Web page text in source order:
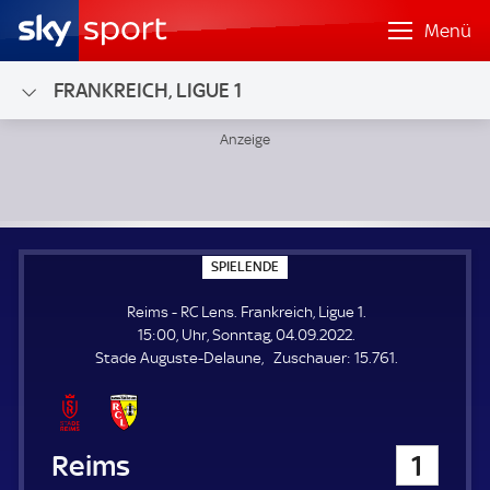
Menü
FRANKREICH, LIGUE 1
SPIELENDE
P
E
L
E
N
Reims - RC Lens. Frankreich, Ligue 1.
15:00, Uhr, Sonntag, 04.09.2022.
Stade Auguste-Delaune
Zuschauer: Z
15.761.
Reims 1